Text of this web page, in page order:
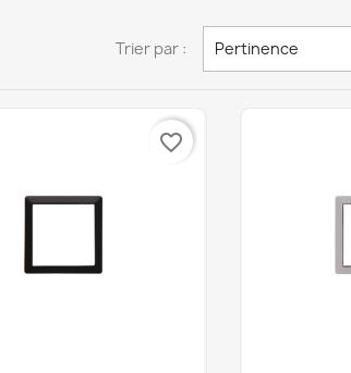
Trier par : Pertinence
favorite_border